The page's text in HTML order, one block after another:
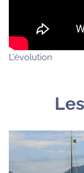
L’évolution